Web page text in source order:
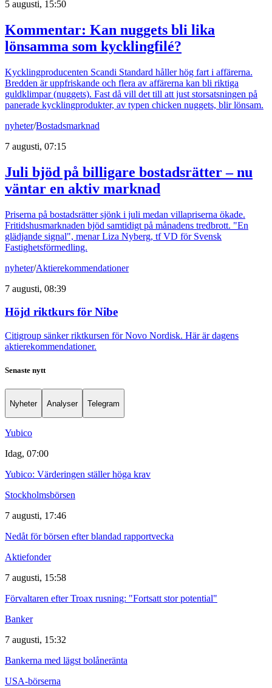
5 augusti, 15:50
Kommentar: Kan nuggets bli lika
lönsamma som kycklingfilé?
Kycklingproducenten Scandi Standard håller hög fart i affärerna.
Bredden är uppfriskande och flera av affärerna kan bli riktiga
guldklimpar (nuggets). Fast då vill det till att just storsatsningen på
panerade kycklingprodukter, av typen chicken nuggets, blir lönsam.
nyheter/Bostadsmarknad
7 augusti, 07:15
Juli bjöd på billigare bostadsrätter – nu
väntar en aktiv marknad
Priserna på bostadsrätter sjönk i juli medan villapriserna ökade.
Fritidshusmarknaden bjöd samtidigt på månadens tredbrott. "En
glädjande signal", menar Liza Nyberg, tf VD för Svensk
Fastighetsförmedling.
nyheter/Aktierekommendationer
7 augusti, 08:39
Höjd riktkurs för Nibe
Citigroup sänker riktkursen för Novo Nordisk. Här är dagens
aktierekommendationer.
Senaste nytt
Nyheter Analyser Telegram
Yubico
Idag, 07:00
Yubico: Värderingen ställer höga krav
Stockholmsbörsen
7 augusti, 17:46
Nedåt för börsen efter blandad rapportvecka
Aktiefonder
7 augusti, 15:58
Förvaltaren efter Troax rusning: "Fortsatt stor potential"
Banker
7 augusti, 15:32
Bankerna med lägst bolåneränta
USA-börserna